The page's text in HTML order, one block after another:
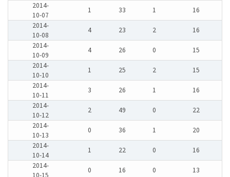
2014-
10-07
1 33 1
16
2014-
10-08
4 23 2
16
2014-
10-09
4 26 0
15
2014-
10-10
1 25 2
15
2014-
10-11
3 26 1
16
2014-
10-12
2 49 0
22
2014-
10-13
0 36 1
20
2014-
10-14
1 22 0
16
2014-
10-15
0 16 0
13